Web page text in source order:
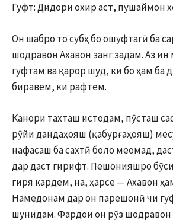
Гуфт: Дидори охир аст, пушаймон
Он шабро то субҳ бо ошуфтагӣ ба
шодравон Ахавон занг задам. Аз ин
гуфтам ва қарор шуд, ки бо ҳам ба
биравем, ки рафтем.
Канори тахташ истодам, пӯсташ
рӯйи дандаҳояш (қабурғаҳояш)
нафасаш ба сахтӣ боло меомад,
дар даст гирифт. Пешонияшро
гиря кардем, на, ҳарсе — Ахавон
Намедонам дар он парешонӣ чи
шунидам. Фардои он рӯз